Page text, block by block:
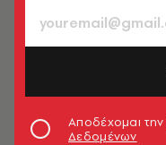
Αποδέχομαι την
Δεδομένων